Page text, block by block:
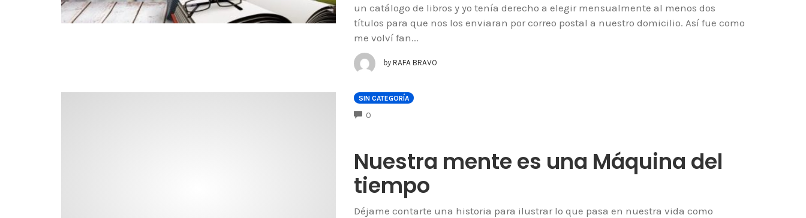
un catálogo de libros y yo tenía derecho a elegir mensualmente al menos dos
títulos para que nos los enviaran por correo postal a nuestro domicilio. Así fue como
me volví fan...
by RAFA BRAVO
SIN CATEGORÍA
0
Nuestra mente es una Máquina del
tiempo
Déjame contarte una historia para ilustrar lo que pasa en nuestra vida como